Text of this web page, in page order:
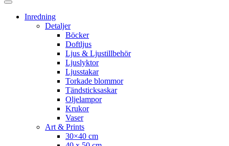
Inredning
Detaljer
Böcker
Doftljus
Ljus & Ljustillbehör
Ljuslyktor
Ljusstakar
Torkade blommor
Tändsticksaskar
Oljelampor
Krukor
Vaser
Art & Prints
30×40 cm